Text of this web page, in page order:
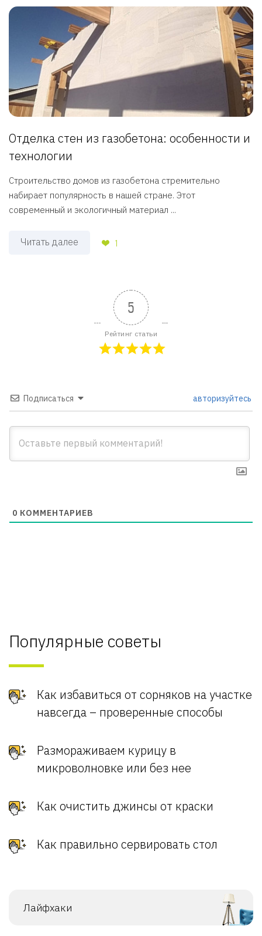
Отделка стен из газобетона: особенности и
технологии
Строительство домов из газобетона стремительно
набирает популярность в нашей стране. Этот
современный и экологичный материал ...
Читать далее 1
5
Рейтинг статьи
Подписаться авторизуйтесь
0 КОММЕНТАРИЕВ
Популярные советы
Как избавиться от сорняков на участке
навсегда – проверенные способы
Размораживаем курицу в
микроволновке или без нее
Как очистить джинсы от краски
Как правильно сервировать стол
Лайфхаки